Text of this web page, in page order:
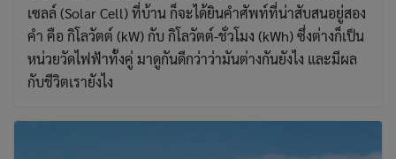
เซลล์ (Solar Cell) ที่บ้าน ก็จะได้ยินคำศัพท์ที่น่าสับสนอยู่สอง
คำ คือ กิโลวัตต์ (kW) กับ กิโลวัตต์-ชั่วโมง (kWh) ซึ่งต่างก็เป็น
หน่วยวัดไฟฟ้าทั้งคู่ มาดูกันดีกว่าว่ามันต่างกันยังไง และมีผล
กับชีวิตเรายังไง